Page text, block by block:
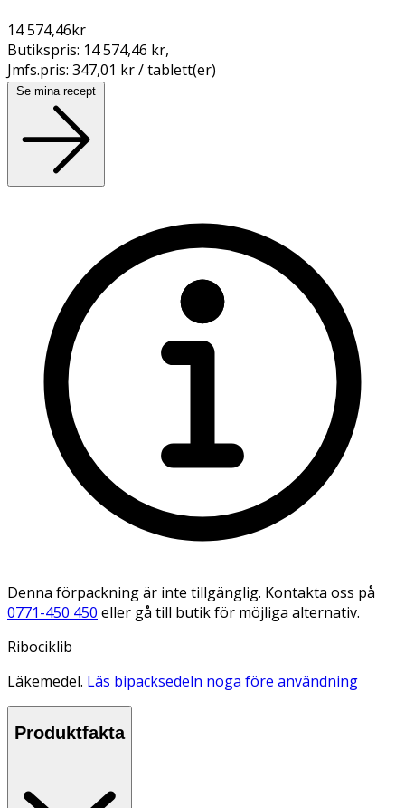
14 574,46kr
Butikspris: 14 574,46 kr,
Jmfs.pris: 347,01 kr / tablett(er)
Se mina recept
Denna förpackning är inte tillgänglig. Kontakta oss på
0771-450 450 eller gå till butik för möjliga alternativ.
Ribociklib
Läkemedel. Läs bipacksedeln noga före användning
Produktfakta